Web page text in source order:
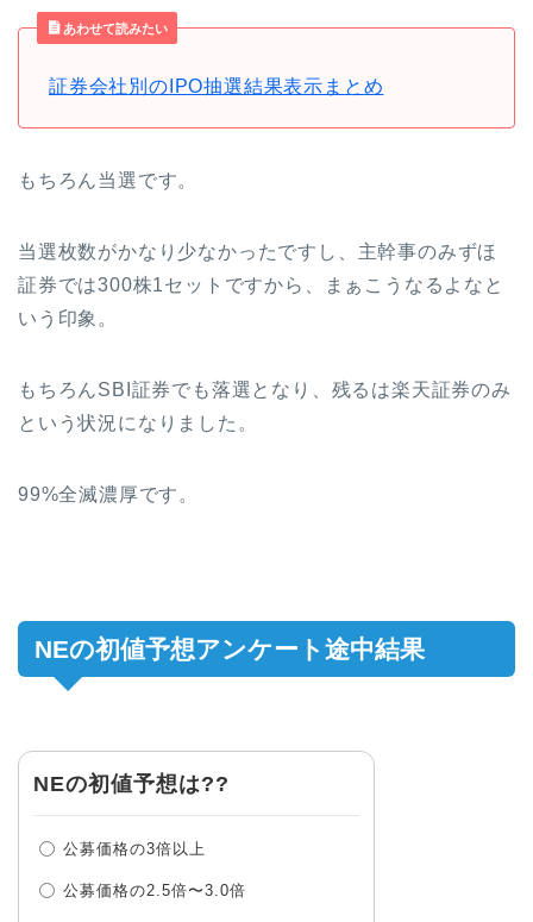
あわせて読みたい
証券会社別のIPO抽選結果表示まとめ
もちろん当選です。
当選枚数がかなり少なかったですし、主幹事のみずほ
証券では300株1セットですから、まぁこうなるよなと
いう印象。
もちろんSBI証券でも落選となり、残るは楽天証券のみ
という状況になりました。
99%全滅濃厚です。
NEの初値予想アンケート途中結果
NEの初値予想は??
公募価格の3倍以上
公募価格の2.5倍〜3.0倍